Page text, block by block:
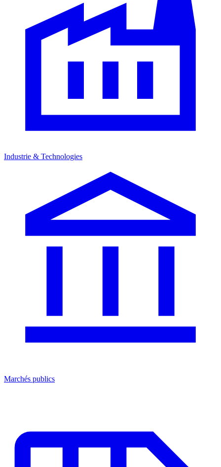
Industrie & Technologies
Marchés publics